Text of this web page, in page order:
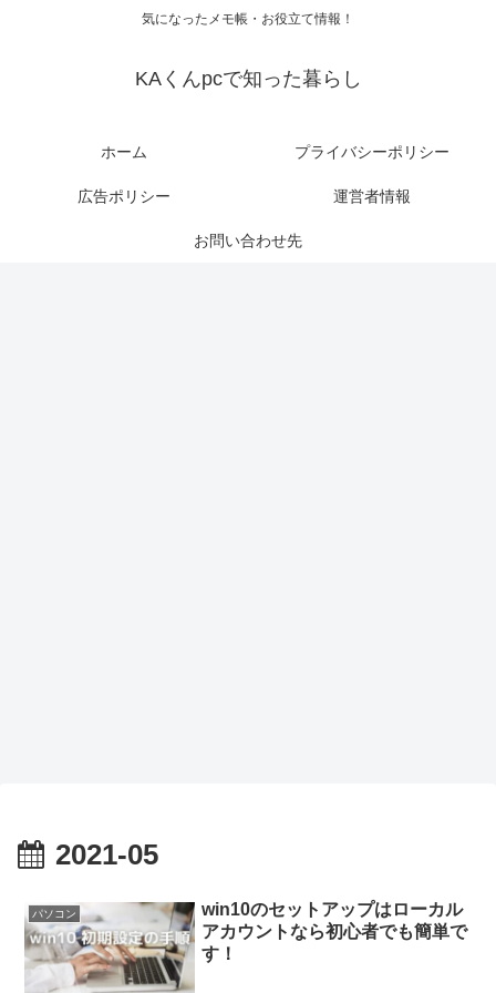
気になったメモ帳・お役立て情報！
KAくんpcで知った暮らし
ホーム プライバシーポリシー
広告ポリシー 運営者情報
お問い合わせ先
2021-05
パソコン
win10のセットアップはローカル
アカウントなら初心者でも簡単で
す！